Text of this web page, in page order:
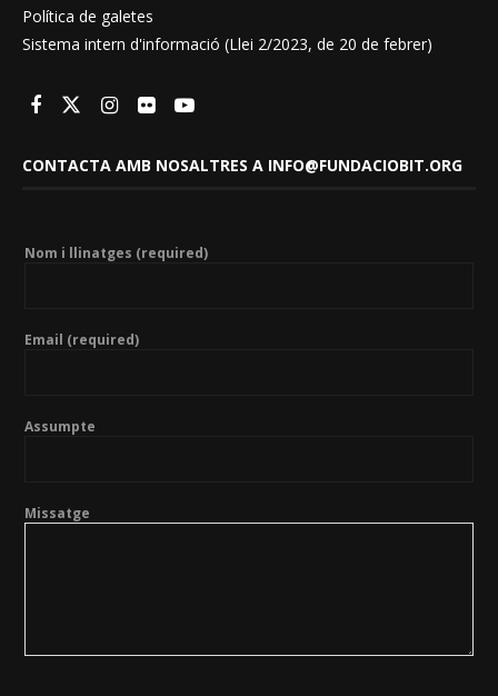
Política de galetes
Sistema intern d'informació (Llei 2/2023, de 20 de febrer)
CONTACTA AMB NOSALTRES A INFO@FUNDACIOBIT.ORG
Nom i llinatges (required)
Email (required)
Assumpte
Missatge